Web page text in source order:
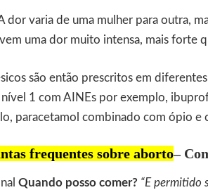
dor varia de uma mulher para outra,
uma dor muito intensa, mais forte
são então prescritos em
1 com AINEs por exemplo,
paracetamol combinado com ópio e
frequentes sobre aborto–
Quando posso comer? “E permitido